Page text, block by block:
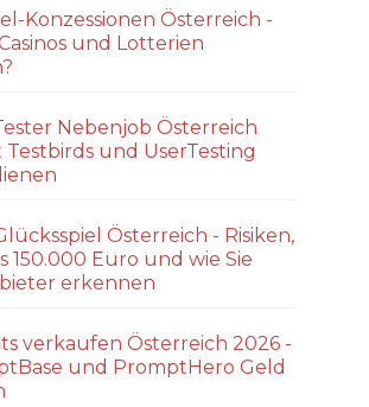
Konzessionen Österreich -
und Lotterien
Nebenjob Österreich
Testbirds und UserTesting
Österreich - Risiken,
150.000 Euro und wie Sie
erkennen
verkaufen Österreich 2026 -
und PromptHero Geld